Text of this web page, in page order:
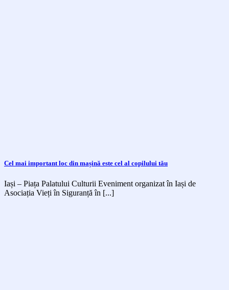
Cel mai important loc din mașină este cel al copilului tău
Iași – Piața Palatului Culturii Eveniment organizat în Iași de
Asociația Vieți în Siguranță în [...]